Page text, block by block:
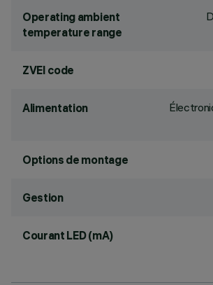
Operating ambient
temperature range
ZVEI code
Alimentation
Options de montage
Gestion
Courant LED (mA)